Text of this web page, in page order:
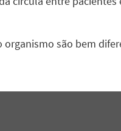
são bem